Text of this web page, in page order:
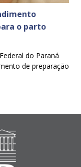
o parto
do Paraná
de preparação